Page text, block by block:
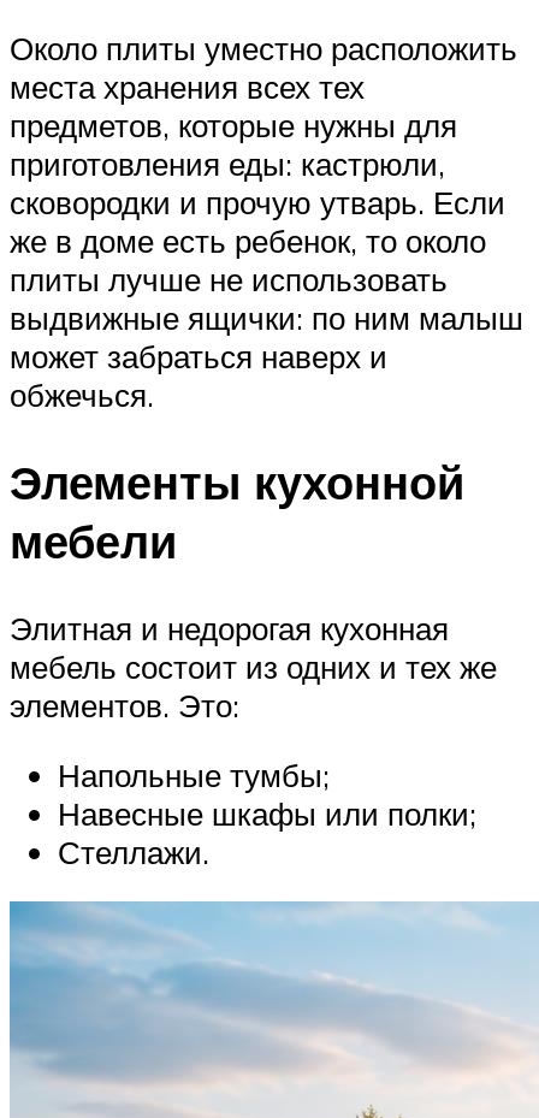
Около плиты уместно расположить
места хранения всех тех
предметов, которые нужны для
приготовления еды: кастрюли,
сковородки и прочую утварь. Если
же в доме есть ребенок, то около
плиты лучше не использовать
выдвижные ящички: по ним малыш
может забраться наверх и
обжечься.
Элементы кухонной
мебели
Элитная и недорогая кухонная
мебель состоит из одних и тех же
элементов. Это:
Напольные тумбы;
Навесные шкафы или полки;
Стеллажи.